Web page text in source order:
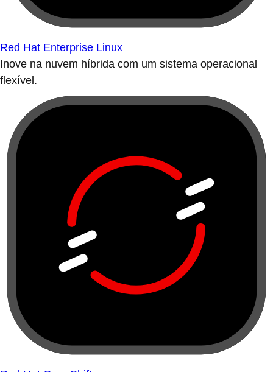
Red Hat Enterprise Linux
Inove na nuvem híbrida com um sistema operacional
flexível.